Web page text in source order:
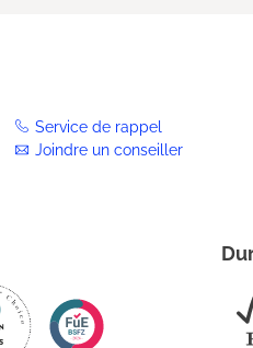
Service de rappel
Joindre un conseiller